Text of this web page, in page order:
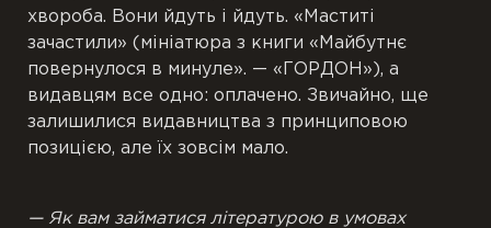
хвороба. Вони йдуть і йдуть. «Маститі
зачастили» (мініатюра з книги «Майбутнє
повернулося в минуле». — «ГОРДОН»), а
видавцям все одно: оплачено. Звичайно, ще
залишилися видавництва з принциповою
позицією, але їх зовсім мало.
— Як вам займатися літературою в умовах